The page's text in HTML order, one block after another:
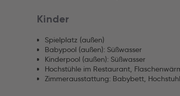
Kinder
Spielplatz (außen)
Babypool (außen): Süßwasser
Kinderpool (außen): Süßwasser
Hochstühle im Restaurant,
Zimmerausstattung: Babybett, Hochstuhl